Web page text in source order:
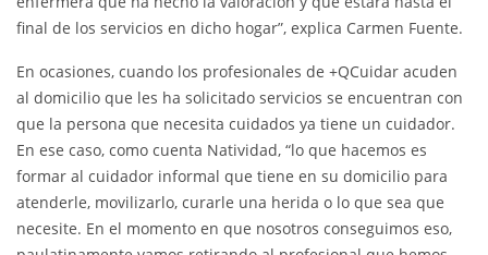
final de los servicios en dicho hogar”, explica Carmen Fuente.
En ocasiones, cuando los profesionales de +QCuidar acuden
al domicilio que les ha solicitado servicios se encuentran con
que la persona que necesita cuidados ya tiene un cuidador.
En ese caso, como cuenta Natividad, “lo que hacemos es
formar al cuidador informal que tiene en su domicilio para
atenderle, movilizarlo, curarle una herida o lo que sea que
necesite. En el momento en que nosotros conseguimos eso,